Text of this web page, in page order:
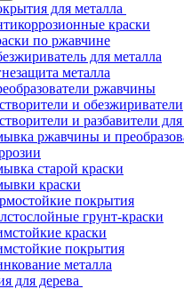
для металла
краски
по ржавчине
для металла
металла
ржавчины
и обезжириватели
и разбавители
ржавчины и
старой краски
краски
покрытия
грунт-краски
краски
покрытия
металла
для дерева